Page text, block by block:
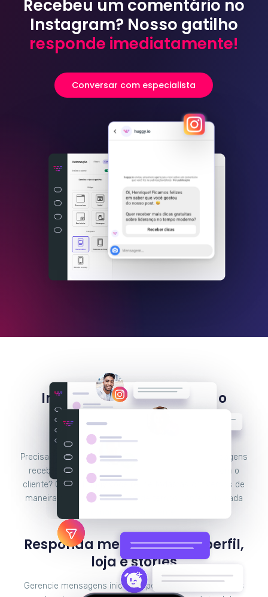
Recebeu um comentário no
Instagram? Nosso gatilho
responde imediatamente!
Conversar com especialista
Integre o Instagram com o
Facebook Messenger e
WhatsApp
Precisa de uma plataforma para responder às mensagens
recebidas por todos os seus canais de contato com o
cliente? Com a Huggy você reúne todas as conversas de
maneira organizada e não perde tempo conferindo cada
Responda mensagens do perfil,
loja e stories
Gerencie mensagens iniciadas pelos usuários em vários